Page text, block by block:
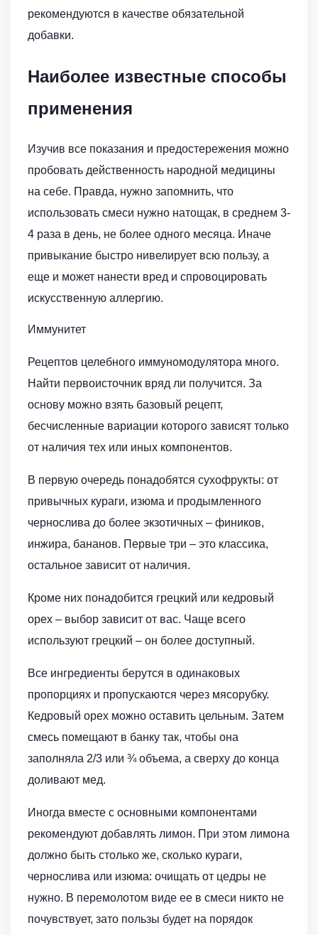
рекомендуются в качестве обязательной
добавки.
Наиболее известные способы
применения
Изучив все показания и предостережения можно
пробовать действенность народной медицины
на себе. Правда, нужно запомнить, что
использовать смеси нужно натощак, в среднем 3-
4 раза в день, не более одного месяца. Иначе
привыкание быстро нивелирует всю пользу, а
еще и может нанести вред и спровоцировать
искусственную аллергию.
Иммунитет
Рецептов целебного иммуномодулятора много.
Найти первоисточник вряд ли получится. За
основу можно взять базовый рецепт,
бесчисленные вариации которого зависят только
от наличия тех или иных компонентов.
В первую очередь понадобятся сухофрукты: от
привычных кураги, изюма и продымленного
чернослива до более экзотичных – фиников,
инжира, бананов. Первые три – это классика,
остальное зависит от наличия.
Кроме них понадобится грецкий или кедровый
орех – выбор зависит от вас. Чаще всего
используют грецкий – он более доступный.
Все ингредиенты берутся в одинаковых
пропорциях и пропускаются через мясорубку.
Кедровый орех можно оставить цельным. Затем
смесь помещают в банку так, чтобы она
заполняла 2/3 или ¾ объема, а сверху до конца
доливают мед.
Иногда вместе с основными компонентами
рекомендуют добавлять лимон. При этом лимона
должно быть столько же, сколько кураги,
чернослива или изюма: очищать от цедры не
нужно. В перемолотом виде ее в смеси никто не
почувствует, зато пользы будет на порядок